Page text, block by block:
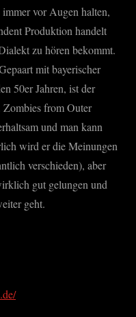
vor Augen halten,
Produktion handelt
zu hören bekommt.
mit bayerischer
50er Jahren, ist der
from Outer
und man kann
wird er die Meinungen
verschieden), aber
gut gelungen und
geht.